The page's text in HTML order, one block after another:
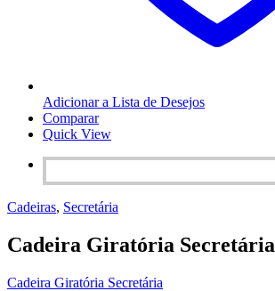
Adicionar a Lista de Desejos
Comparar
Quick View
Cadeiras, Secretária
Cadeira Giratória Secretária
Cadeira Giratória Secretária